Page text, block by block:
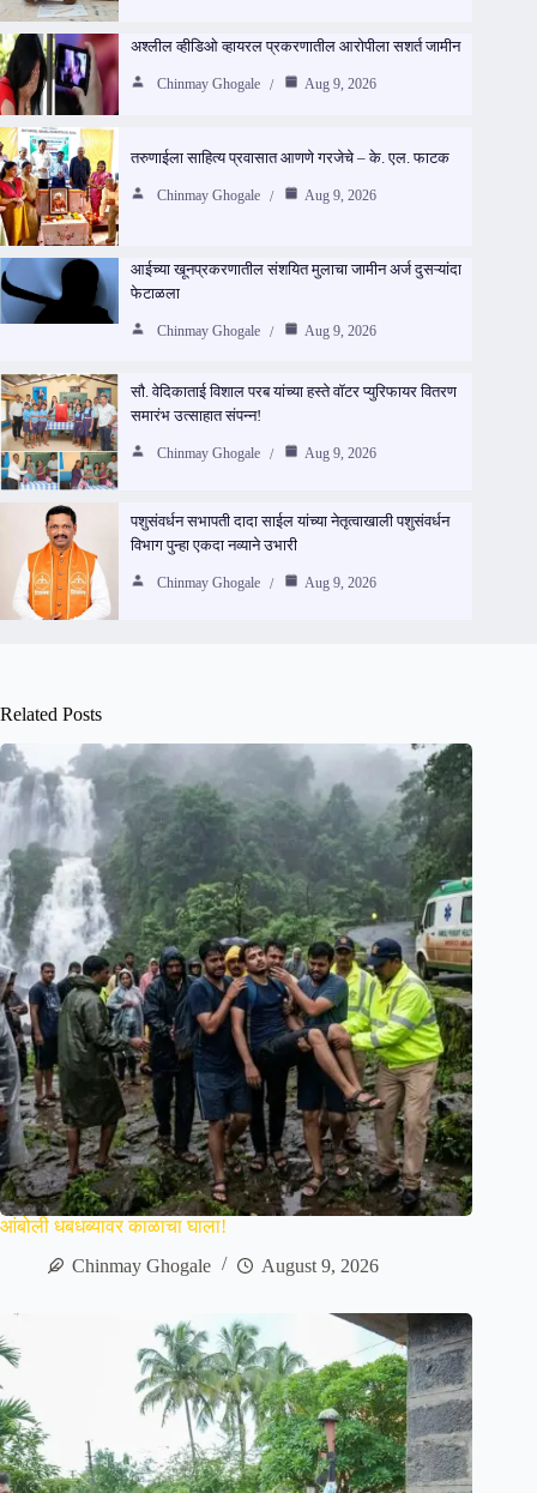
अश्लील व्हीडिओ व्हायरल प्रकरणातील आरोपीला सशर्त जामीन
Chinmay Ghogale Aug 9, 2026
तरुणाईला साहित्य प्रवासात आणणे गरजेचे – के. एल. फाटक
Chinmay Ghogale Aug 9, 2026
आईच्या खूनप्रकरणातील संशयित मुलाचा जामीन अर्ज दुसऱ्यांदा
फेटाळला
Chinmay Ghogale Aug 9, 2026
सौ. वेदिकाताई विशाल परब यांच्या हस्ते वॉटर प्युरिफायर वितरण
समारंभ उत्साहात संपन्न!
Chinmay Ghogale Aug 9, 2026
पशुसंवर्धन सभापती दादा साईल यांच्या नेतृत्वाखाली पशुसंवर्धन
विभाग पुन्हा एकदा नव्याने उभारी
Chinmay Ghogale Aug 9, 2026
Related Posts
आंबोली धबधब्यावर काळाचा घाला!
Chinmay Ghogale
August 9, 2026